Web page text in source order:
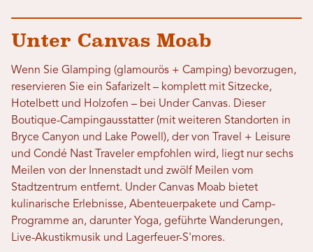
Unter Canvas Moab
Wenn Sie Glamping (glamourös + Camping) bevorzugen,
reservieren Sie ein Safarizelt – komplett mit Sitzecke,
Hotelbett und Holzofen – bei Under Canvas. Dieser
Boutique-Campingausstatter (mit weiteren Standorten in
Bryce Canyon und Lake Powell), der von Travel + Leisure
und Condé Nast Traveler empfohlen wird, liegt nur sechs
Meilen von der Innenstadt und zwölf Meilen vom
Stadtzentrum entfernt. Under Canvas Moab bietet
kulinarische Erlebnisse, Abenteuerpakete und Camp-
Programme an, darunter Yoga, geführte Wanderungen,
Live-Akustikmusik und Lagerfeuer-S'mores.